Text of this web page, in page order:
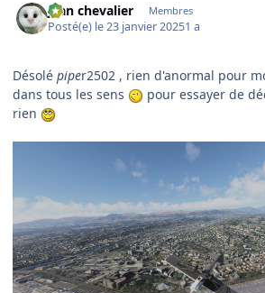
jean chevalier Membres
Posté(e) le 23 janvier 20251 a
Désolé piper2502 , rien d'anormal pour
dans tous les sens
pour essayer de
rien